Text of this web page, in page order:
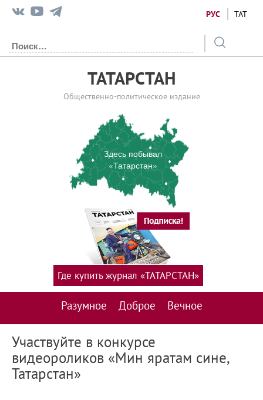
РУС ТАТ
ТАТАРСТАН
Общественно-политическое издание
Здесь побывал
«Татарстан»
Разумное Доброе Вечное
Где купить журнал «ТАТАРСТАН»
Участвуйте в конкурсе
видеороликов «Мин яратам сине,
Татарстан»